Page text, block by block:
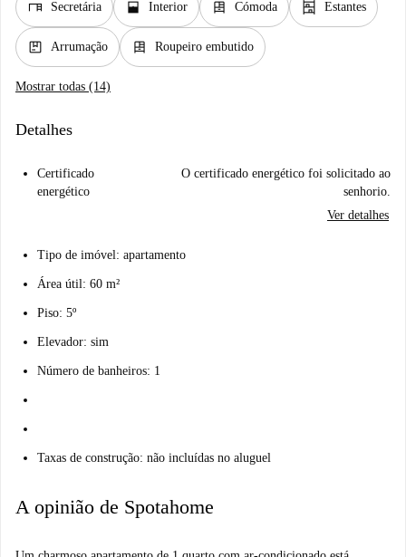
desk Secretária window_open Interior dresser Cómoda shelves Estantes
package Arrumação dresser Roupeiro embutido
Mostrar todas (14)
Detalhes
Certificado
energético
O certificado energético foi solicitado ao
senhorio.
Ver detalhes
Tipo de imóvel: apartamento
Área útil: 60 m²
Piso: 5º
Elevador: sim
Número de banheiros: 1
Taxas de construção: não incluídas no aluguel
A opinião de Spotahome